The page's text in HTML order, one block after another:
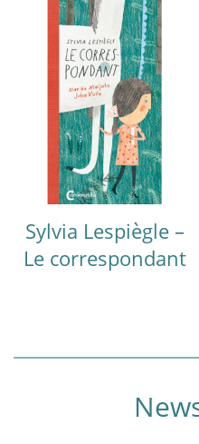
Sylvia Lespiègle –
Le correspondant